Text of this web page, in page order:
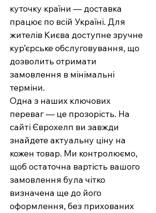
куточку країни — доставка
працює по всій Україні. Для
жителів Києва доступне зручне
кур’єрське обслуговування, що
дозволить отримати
замовлення в мінімальні
терміни.
Одна з наших ключових
переваг — це прозорість. На
сайті Єврохелп ви завжди
знайдете актуальну ціну на
кожен товар. Ми контролюємо,
щоб остаточна вартість вашого
замовлення була чітко
визначена ще до його
оформлення, без прихованих